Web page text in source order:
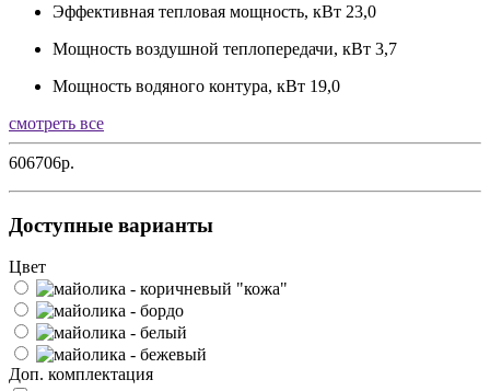
Эффективная тепловая мощность, кВт 23,0
Мощность воздушной теплопередачи, кВт 3,7
Мощность водяного контура, кВт 19,0
смотреть все
606706р.
Доступные варианты
Цвет
Доп. комплектация